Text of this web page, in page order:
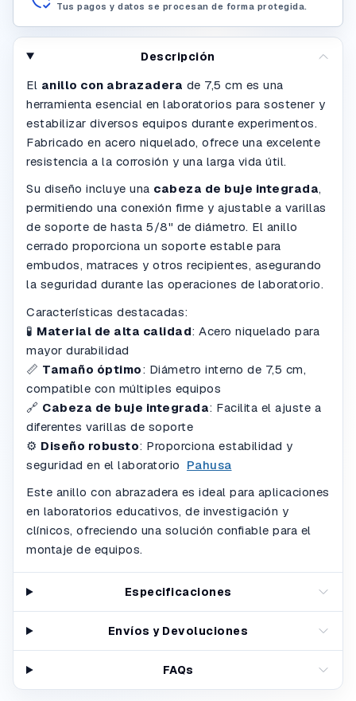
Tus pagos y datos se procesan de forma protegida.
Descripción
El anillo con abrazadera de 7,5 cm es una
herramienta esencial en laboratorios para sostener y
estabilizar diversos equipos durante experimentos.
Fabricado en acero niquelado, ofrece una excelente
resistencia a la corrosión y una larga vida útil.
Su diseño incluye una cabeza de buje integrada,
permitiendo una conexión firme y ajustable a varillas
de soporte de hasta 5/8" de diámetro. El anillo
cerrado proporciona un soporte estable para
embudos, matraces y otros recipientes, asegurando
la seguridad durante las operaciones de laboratorio.
Características destacadas:
🧪 Material de alta calidad: Acero niquelado para
mayor durabilidad
📏 Tamaño óptimo: Diámetro interno de 7,5 cm,
compatible con múltiples equipos
🔗 Cabeza de buje integrada: Facilita el ajuste a
diferentes varillas de soporte
⚙️ Diseño robusto: Proporciona estabilidad y
seguridad en el laboratorio Pahusa
Este anillo con abrazadera es ideal para aplicaciones
en laboratorios educativos, de investigación y
clínicos, ofreciendo una solución confiable para el
montaje de equipos.
Especificaciones
Envíos y Devoluciones
FAQs